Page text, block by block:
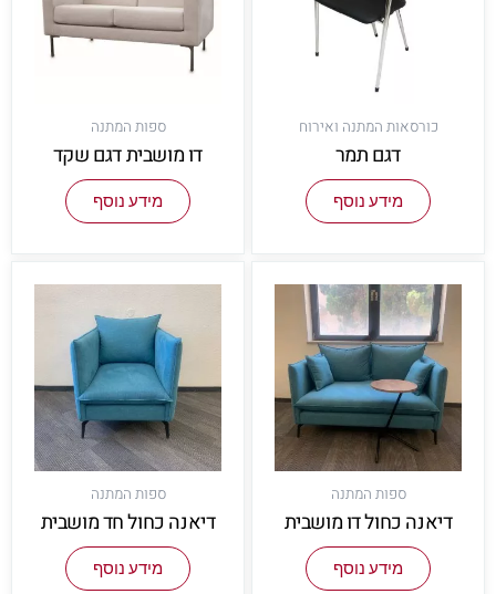
כורסאות המתנה ואירוח
דגם תמר
מידע נוסף
ספות המתנה
דו מושבית דגם שקד
מידע נוסף
ספות המתנה
דיאנה כחול דו מושבית
מידע נוסף
ספות המתנה
דיאנה כחול חד מושבית
מידע נוסף